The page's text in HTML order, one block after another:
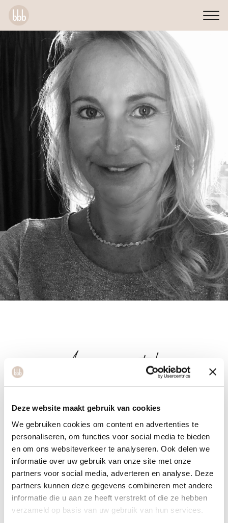
Deze website maakt gebruik van cookies
We gebruiken cookies om content en advertenties te
personaliseren, om functies voor social media te bieden
en om ons websiteverkeer te analyseren. Ook delen we
informatie over uw gebruik van onze site met onze
partners voor social media, adverteren en analyse. Deze
partners kunnen deze gegevens combineren met andere
informatie die u aan ze heeft verstrekt of die ze hebben
verzameld op basis van uw gebruik van hun services.
Annewytske
Yoga betekende ooit voor mij een fysieke “workout" om
sterker en leniger worden. Door de jaren heen ontdekte ik
meerdere lagen en werd yoga mijn anker in uitdagende
tijden. Meditatie bracht mij rust en balans doordat er een
betere verbinding ontstond tussen lichaam en geest
waardoor ik meer kon ontspannen, loslaten en goed voor
mijn lichaam èn geest leerde zorgen. Ik word blij van de
veelzijdigheid, afwisseling, energie, verbinding en de